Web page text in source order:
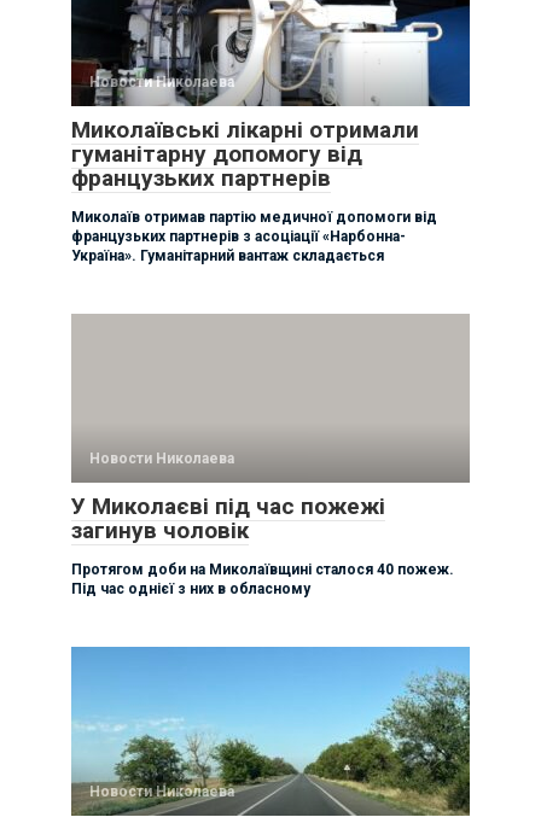
Новости Николаева
Миколаївські лікарні отримали
гуманітарну допомогу від
французьких партнерів
Миколаїв отримав партію медичної допомоги від
французьких партнерів з асоціації «Нарбонна-
Україна». Гуманітарний вантаж складається
Новости Николаева
У Миколаєві під час пожежі
загинув чоловік
Протягом доби на Миколаївщині сталося 40 пожеж.
Під час однієї з них в обласному
Новости Николаева